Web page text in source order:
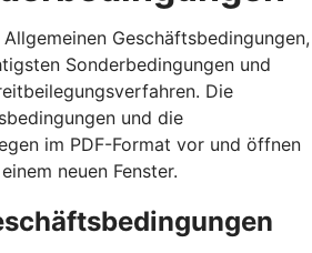
Geschäftsbedingungen,
Sonderbedingungen und
Die
und die
im PDF-Format vor und öffnen
neuen Fenster.